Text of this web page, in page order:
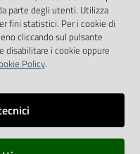
parte degli utenti. Utilizza
fini statistici. Per i cookie di
cliccando sul pulsante
disabilitare i cookie oppure
Policy.